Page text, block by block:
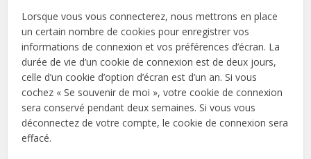
Lorsque vous vous connecterez, nous mettrons en place
un certain nombre de cookies pour enregistrer vos
informations de connexion et vos préférences d’écran. La
durée de vie d’un cookie de connexion est de deux jours,
celle d’un cookie d’option d’écran est d’un an. Si vous
cochez « Se souvenir de moi », votre cookie de connexion
sera conservé pendant deux semaines. Si vous vous
déconnectez de votre compte, le cookie de connexion sera
effacé.